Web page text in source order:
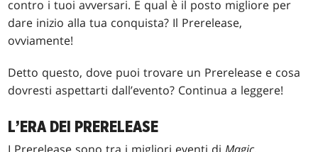
contro i tuoi avversari. E qual è il posto migliore per
dare inizio alla tua conquista? Il Prerelease,
ovviamente!
Detto questo, dove puoi trovare un Prerelease e cosa
dovresti aspettarti dall’evento? Continua a leggere!
L’ERA DEI PRERELEASE